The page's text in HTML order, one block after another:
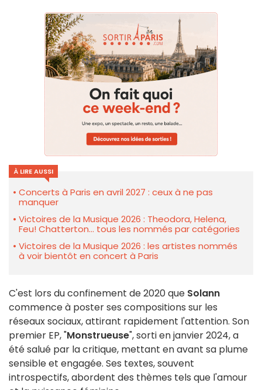
À LIRE AUSSI
Concerts à Paris en avril 2027 : ceux à ne pas
manquer
Victoires de la Musique 2026 : Theodora, Helena,
Feu! Chatterton... tous les nommés par catégories
Victoires de la Musique 2026 : les artistes nommés
à voir bientôt en concert à Paris
C'est lors du confinement de 2020 que Solann
commence à poster ses compositions sur les
réseaux sociaux, attirant rapidement l'attention. Son
premier EP, "Monstrueuse", sorti en janvier 2024, a
été salué par la critique, mettant en avant sa plume
sensible et engagée. Ses textes, souvent
introspectifs, abordent des thèmes tels que l'amour